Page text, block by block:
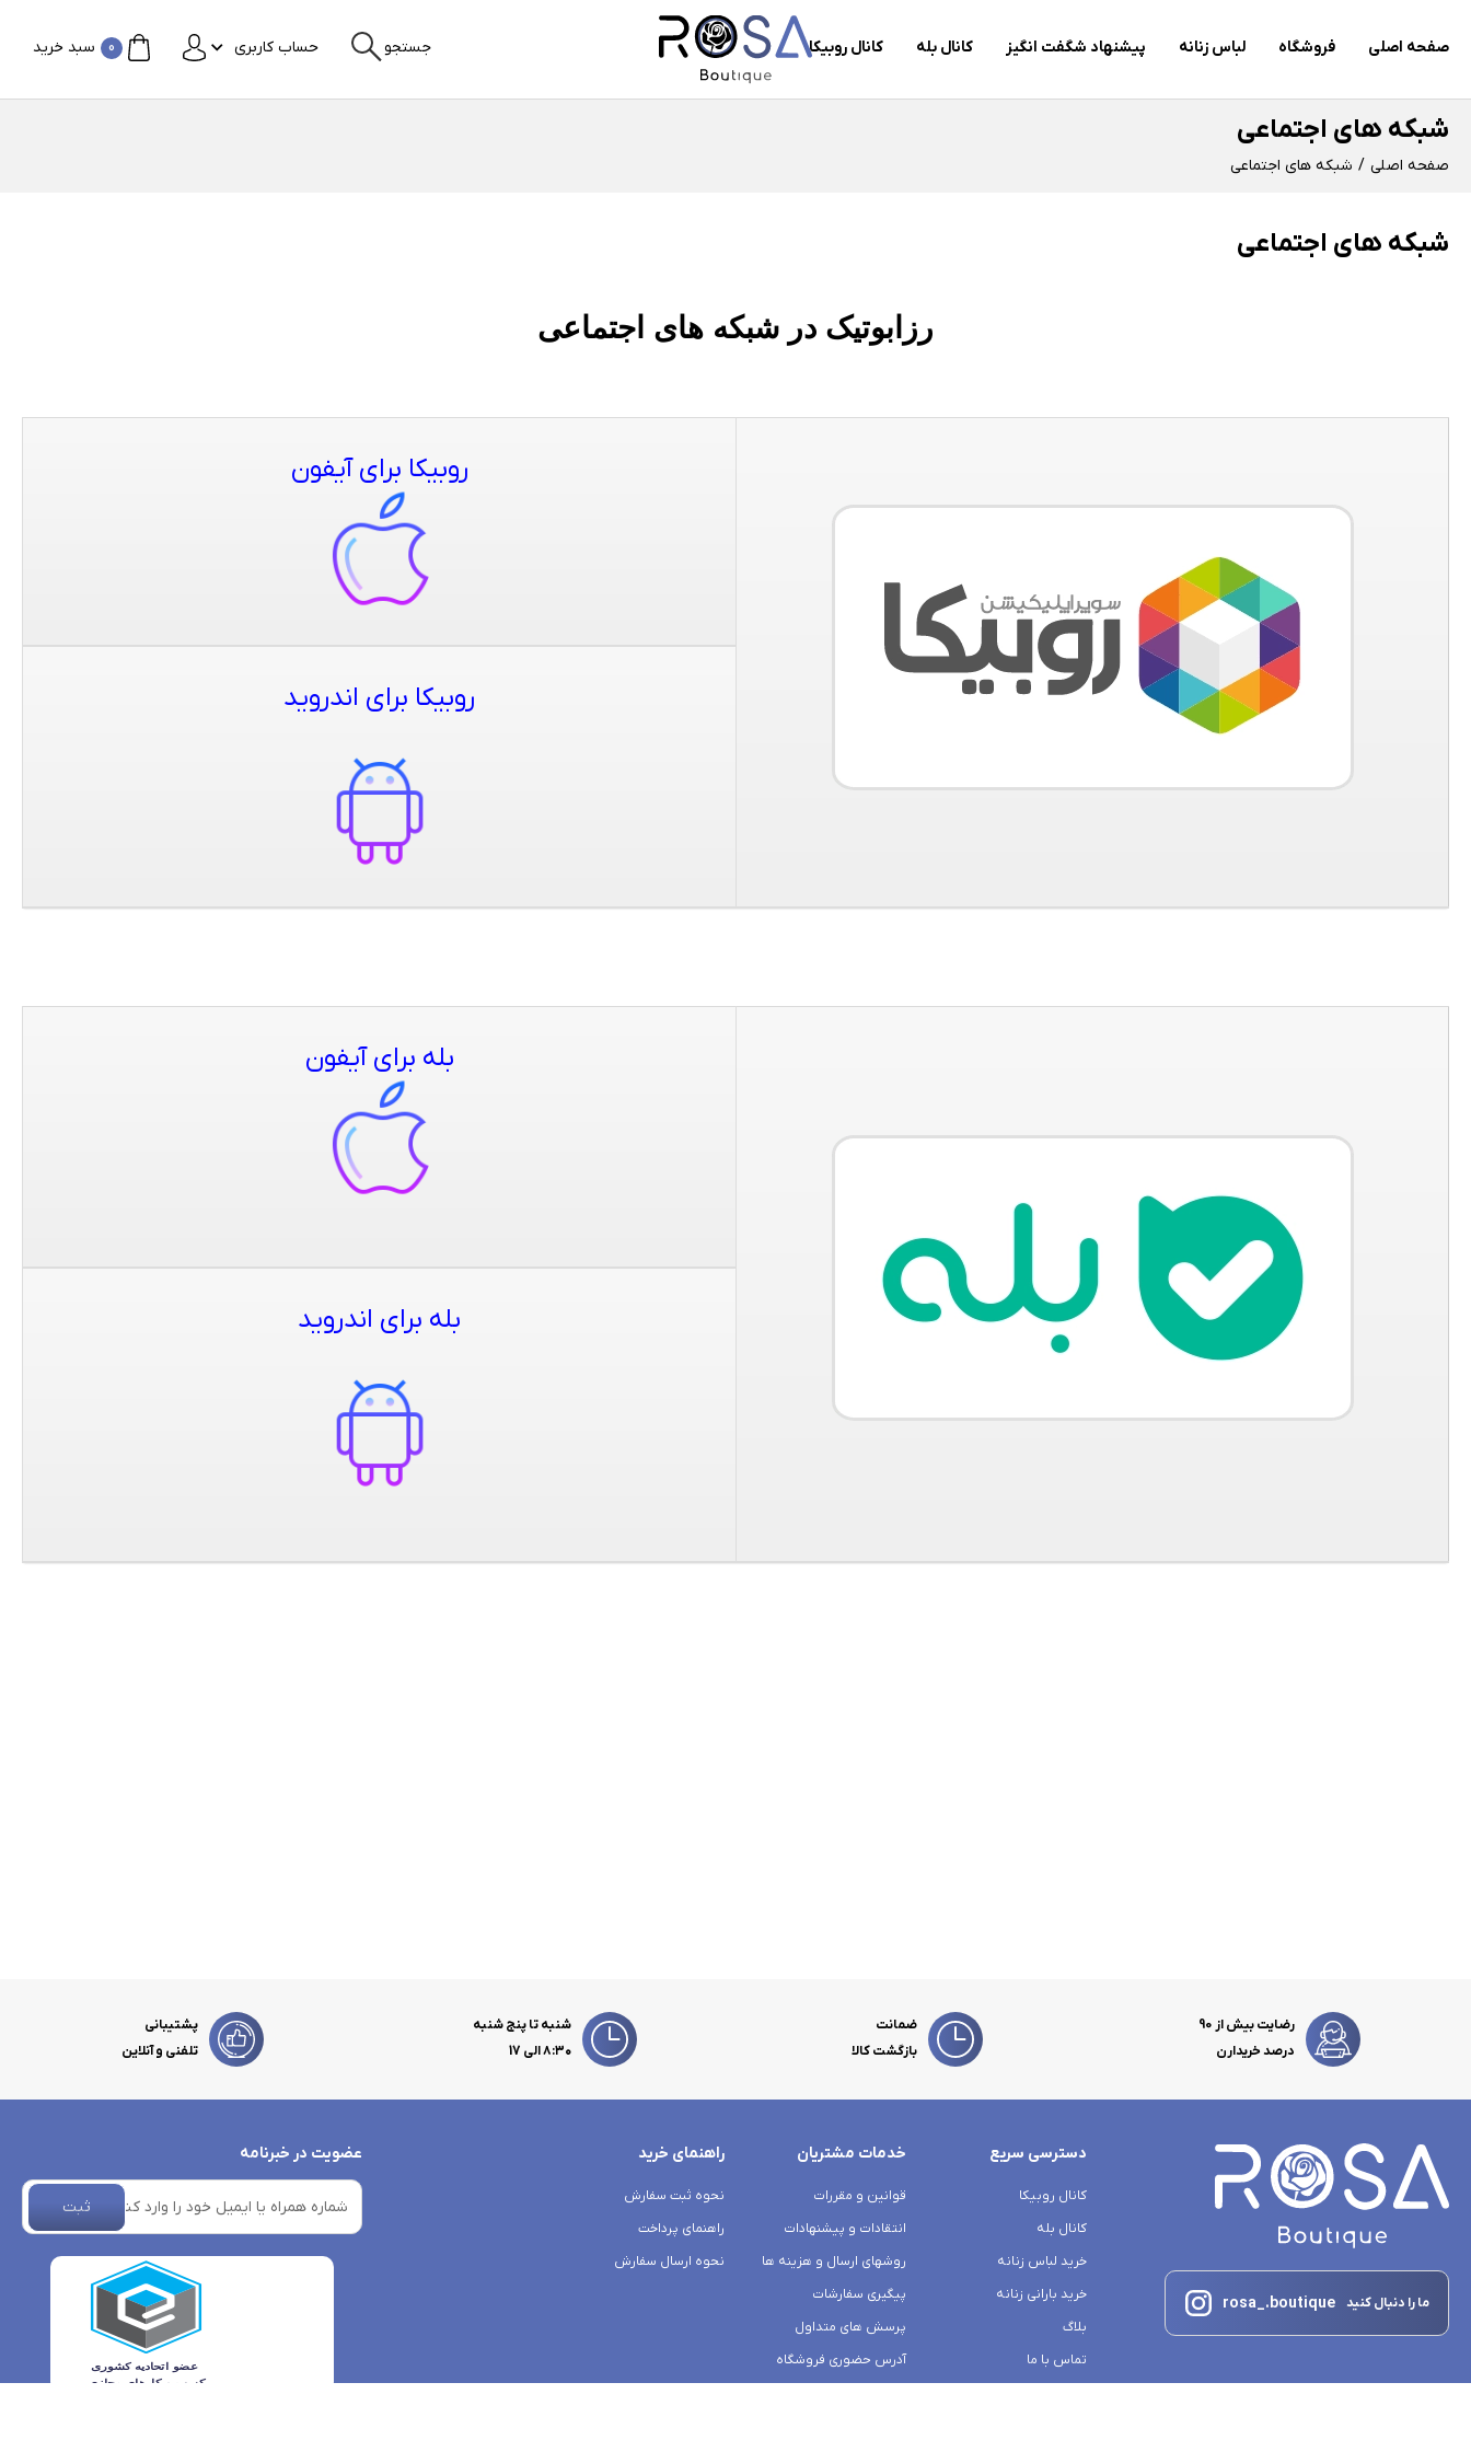
صفحه اصلی فروشگاه لباس زنانه پیشنهاد شگفت انگیز کانال بله کانال روبیکا جستجو حساب کاربری سبد خرید 0
شبکه های اجتماعی
صفحه اصلی شبکه های اجتماعی
شبکه های اجتماعی
رزابوتیک در شبکه های اجتماعی
روبیکا برای آیفون
روبیکا برای اندروید
بله برای آیفون
بله برای اندروید
رضایت بیش از 90
درصد خریدارن
ضمانت
بازگشت کالا
شنبه تا پنج شنبه
۸:۳۰ الی 17
پشتیبانی
تلفنی و آنلاین
ما را دنبال کنید rosa_.boutique
دسترسی سریع
کانال روبیکا
کانال بله
خرید لباس زنانه
خرید بارانی زنانه
بلاگ
تماس با ما
خدمات مشتریان
قوانین و مقررات
انتقادات و پیشنهادات
روشهای ارسال و هزینه ها
پیگیری سفارشات
پرسش های متداول
آدرس حضوری فروشگاه
راهنمای خرید
نحوه ثبت سفارش
راهنمای پرداخت
نحوه ارسال سفارش
عضویت در خبرنامه
ثبت